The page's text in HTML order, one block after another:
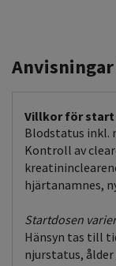
Villkor för start
Blodstatus inkl.
Kontroll av
hjärtanamnes,
Startdosen
Hänsyn tas till
njurstatus, ålder